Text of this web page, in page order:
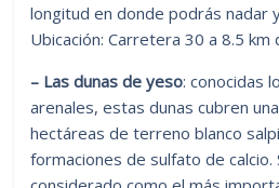
longitud en donde podrás nadar
Ubicación: Carretera 30 a 8.5 km
– Las dunas de yeso: conocidas
arenales, estas dunas cubren
hectáreas de terreno blanco
formaciones de sulfato de calcio.